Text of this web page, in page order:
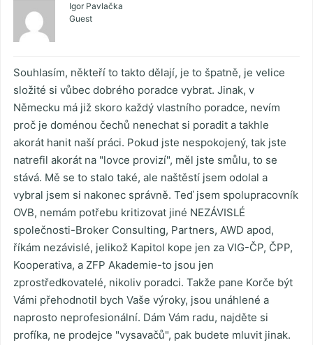
Igor Pavlačka
Guest
Souhlasím, někteří to takto dělají, je to špatně, je velice
složité si vůbec dobrého poradce vybrat. Jinak, v
Německu má již skoro každý vlastního poradce, nevím
proč je doménou čechů nenechat si poradit a takhle
akorát hanit naší práci. Pokud jste nespokojený, tak jste
natrefil akorát na "lovce provizí", měl jste smůlu, to se
stává. Mě se to stalo také, ale naštěstí jsem odolal a
vybral jsem si nakonec správně. Teď jsem spolupracovník
OVB, nemám potřebu kritizovat jiné NEZÁVISLÉ
společnosti-Broker Consulting, Partners, AWD apod,
říkám nezávislé, jelikož Kapitol kope jen za VIG-ČP, ČPP,
Kooperativa, a ZFP Akademie-to jsou jen
zprostředkovatelé, nikoliv poradci. Takže pane Korče být
Vámi přehodnotil bych Vaše výroky, jsou unáhlené a
naprosto neprofesionální. Dám Vám radu, najděte si
profíka, ne prodejce "vysavačů", pak budete mluvit jinak.